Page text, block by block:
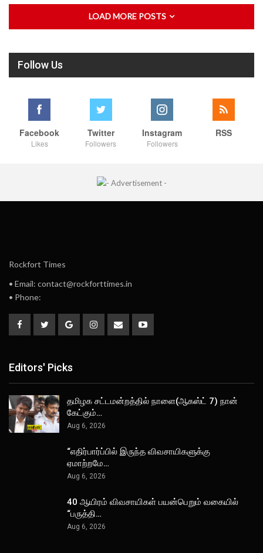
LOAD MORE POSTS
Follow Us
Facebook
Likes
Twitter
Followers
Instagram
Followers
RSS
Rockfort Times
• Email: contact@rockforttimes.in
• Phone:
Editors' Picks
தமிழக சட்டமன்றத்தில் நாளை(ஆகஸ்ட் 7) நான்
கேட்கும்…
Aug 6, 2026
“எதிர்பார்ப்பில் இருந்த விவசாயிகளுக்கு
ஏமாற்றமே…
Aug 6, 2026
40 ஆயிரம் விவசாயிகள் பயன்பெறும் வகையில்
“பருத்தி…
Aug 6, 2026